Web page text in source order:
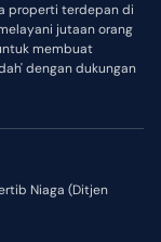
properti terdepan di
jutaan orang
membuat
dengan dukungan
Niaga (Ditjen